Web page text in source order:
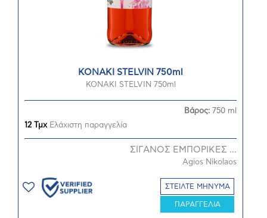
ΚΟΝΑΚΙ STELVIN 750ml
ΚΟΝΑΚΙ STELVIN 750ml
12 ΤμχΕλάχιστη παραγγελία
Βάρος: 750 ml
ΣΙΓΑΝΟΣ ΕΜΠΟΡΙΚΕΣ ...
Agios Nikolaos
ΣΤΕΙΛΤΕ ΜΗΝΥΜΑ
ΠΑΡΑΓΓΕΛΙΑ